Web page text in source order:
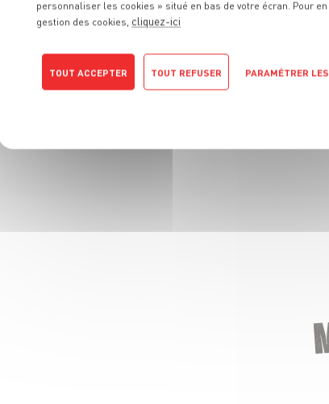
personnaliser les cookies » situé en bas de votre écran. Pour
gestion des cookies, cliquez-ici
TOUT ACCEPTER TOUT REFUSER PARAMÉTRER